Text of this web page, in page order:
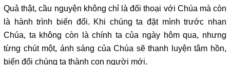
Quả thật, cầu nguyện không chỉ là đối thoại với Chúa mà còn
là hành trình biến đổi. Khi chúng ta đặt mình trước nhan
Chúa, ta không còn là chính ta của ngày hôm qua, nhưng
từng chút một, ánh sáng của Chúa sẽ thanh luyện tâm hồn,
biến đổi chúng ta thành con người mới.